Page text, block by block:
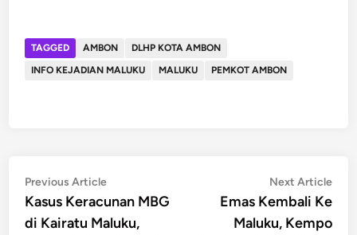
TAGGED AMBON
DLHP KOTA AMBON
INFO KEJADIAN MALUKU
MALUKU PEMKOT AMBON
Post
navigation
Previous ArticlePrevious
article:
Kasus Keracunan MBG
di Kairatu Maluku,
Next Article
Emas Kembali Ke
Maluku, Kempo